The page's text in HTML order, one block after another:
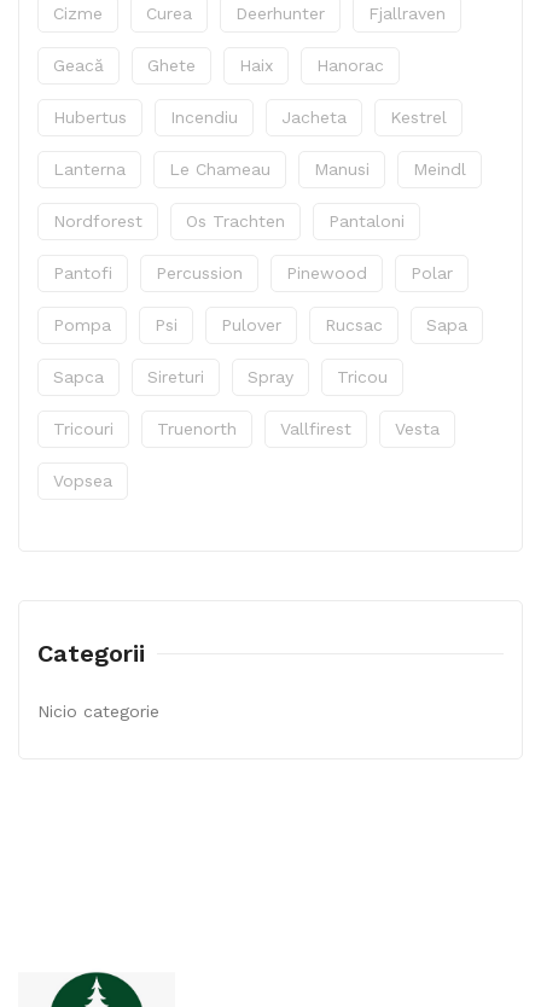
Cizme Curea Deerhunter Fjallraven
Geacă Ghete Haix Hanorac
Hubertus Incendiu Jacheta Kestrel
Lanterna Le Chameau Manusi Meindl
Nordforest Os Trachten Pantaloni
Pantofi Percussion Pinewood Polar
Pompa Psi Pulover Rucsac Sapa
Sapca Sireturi Spray Tricou
Tricouri Truenorth Vallfirest Vesta
Vopsea
Categorii
Nicio categorie